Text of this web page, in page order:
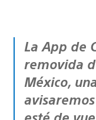
La App de Crunchyroll tuvo que ser
removida
México,
esté de